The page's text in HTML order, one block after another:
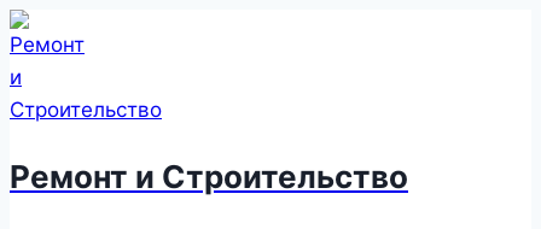
Перейти
к
содержимому
Ремонт и Строительство